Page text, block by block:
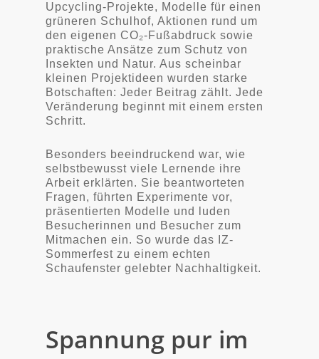
Upcycling-Projekte, Modelle für einen
grüneren Schulhof, Aktionen rund um
den eigenen CO₂-Fußabdruck sowie
praktische Ansätze zum Schutz von
Insekten und Natur. Aus scheinbar
kleinen Projektideen wurden starke
Botschaften: Jeder Beitrag zählt. Jede
Veränderung beginnt mit einem ersten
Schritt.
Besonders beeindruckend war, wie
selbstbewusst viele Lernende ihre
Arbeit erklärten. Sie beantworteten
Fragen, führten Experimente vor,
präsentierten Modelle und luden
Besucherinnen und Besucher zum
Mitmachen ein. So wurde das IZ-
Sommerfest zu einem echten
Schaufenster gelebter Nachhaltigkeit.
Spannung pur im